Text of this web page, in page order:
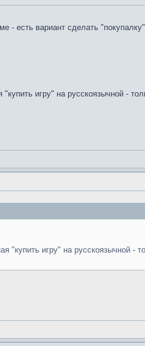
вариант сделать
игру" на русскоязычной -
"купить игру" на русскоязычной -